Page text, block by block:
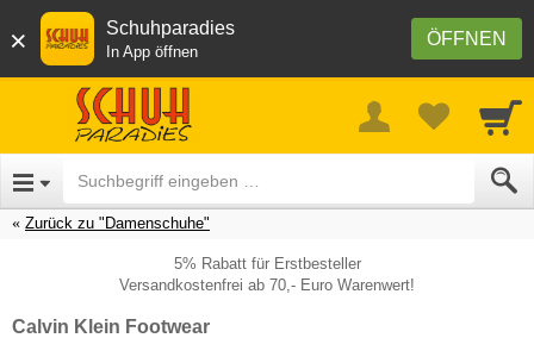
× ÖFFNEN
Schuhparadies
In App öffnen
Zurück zu "Damenschuhe"
5% Rabatt für Erstbesteller
Versandkostenfrei ab 70,- Euro Warenwert!
Calvin Klein Footwear